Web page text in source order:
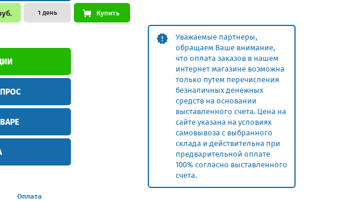
Уважаемые партнеры,
обращаем Ваше внимание,
что оплата заказов в нашем
интернет магазине возможна
только путем перечисления
безналичных денежных
средств на основании
выставленного счета. Цена на
сайте указана на условиях
самовывоза с выбранного
склада и действительна при
предварительной оплате
100% согласно выставленного
счета.
1 день Купить
Оплата